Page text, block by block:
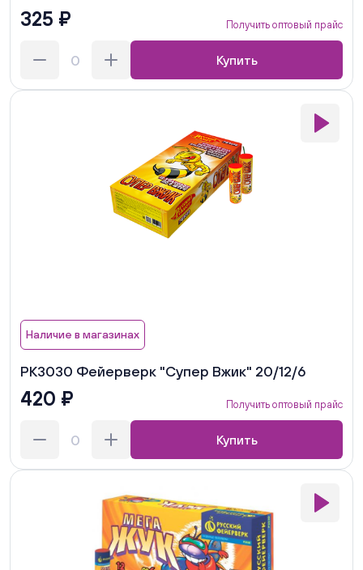
325 ₽ Получить оптовый прайс
Купить
Наличие в магазинах
РК3030 Фейерверк "Супер Вжик" 20/12/6
420 ₽ Получить оптовый прайс
Купить